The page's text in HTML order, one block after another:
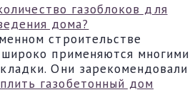
газоблоков для
дома?
строительстве
применяются многими
Они зарекомендовали